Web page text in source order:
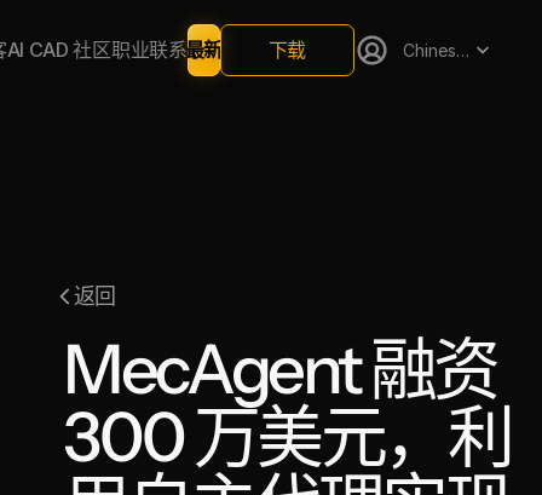
返回
MecAgent 融资
300 万美元，利
AI CAD 社区职业联系最新 下载 Chinese (China)